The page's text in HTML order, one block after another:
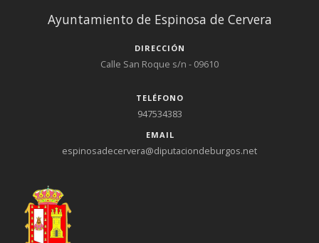
Ayuntamiento de Espinosa de Cervera
DIRECCIÓN
Calle San Roque s/n - 09610
TELÉFONO
947534383
EMAIL
espinosadecervera@diputaciondeburgos.net